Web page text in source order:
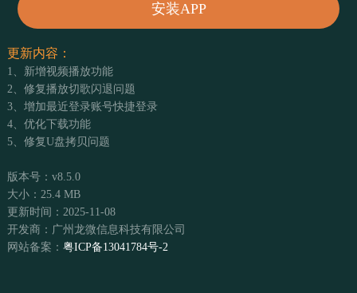
安装APP
更新内容：
1、新增视频播放功能
2、修复播放切歌闪退问题
3、增加最近登录账号快捷登录
4、优化下载功能
5、修复U盘拷贝问题
版本号：v8.5.0
大小：25.4 MB
更新时间：2025-11-08
开发商：广州龙微信息科技有限公司
网站备案： 粤ICP备13041784号-2